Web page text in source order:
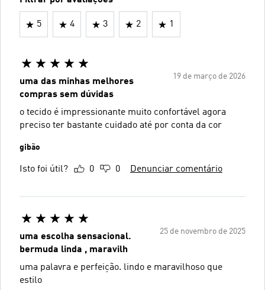
5 4 3 2 1
19 de março de 2026
uma das minhas melhores
compras sem dúvidas
o tecido é impressionante muito confortável agora
preciso ter bastante cuidado até por conta da cor
gibão
Isto foi útil? 0 0 Denunciar comentário
25 de novembro de 2025
uma escolha sensacional.
bermuda linda , maravilh
uma palavra e perfeição. lindo e maravilhoso que
estilo